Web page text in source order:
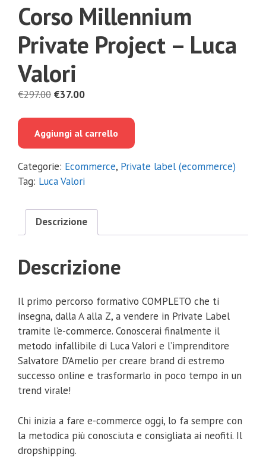
Corso Millennium
Private Project – Luca
Valori
€297.00 Il
era:
€37.00Il
è:
Aggiungi al carrello
Categorie: Ecommerce, Private label (ecommerce)
Tag: Luca Valori
Descrizione
Descrizione
Il primo percorso formativo COMPLETO che ti
insegna, dalla A alla Z, a vendere in Private Label
tramite l’e-commerce. Conoscerai finalmente il
metodo infallibile di Luca Valori e l’imprenditore
Salvatore D’Amelio per creare brand di estremo
successo online e trasformarlo in poco tempo in un
trend virale!
Chi inizia a fare e-commerce oggi, lo fa sempre con
la metodica più conosciuta e consigliata ai neofiti. Il
dropshipping.